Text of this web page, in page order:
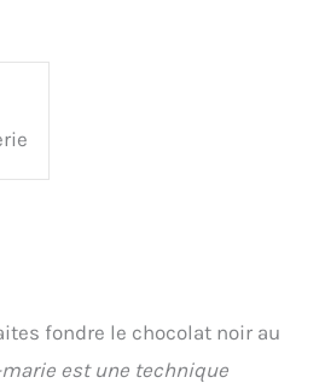
fondre le chocolat noir au
est une technique